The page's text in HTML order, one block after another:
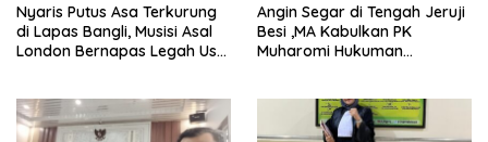
Nyaris Putus Asa Terkurung
di Lapas Bangli, Musisi Asal
London Bernapas Legah Usai
Angin Segar di Tengah Jeruji
Besi ,MA Kabulkan PK
Muharomi Hukuman